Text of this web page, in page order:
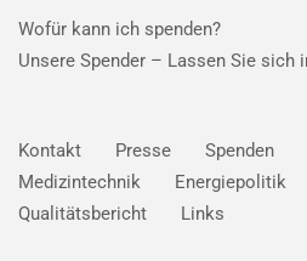
Wofür kann ich spenden?
Unsere Spender – Lassen Sie sich
Kontakt Presse Spenden
Medizintechnik
Energiepolitik
Qualitätsbericht
Links